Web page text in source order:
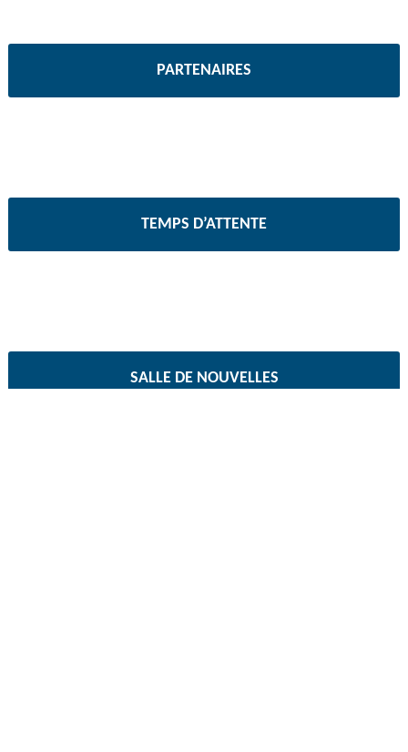
PARTENAIRES
TEMPS D’ATTENTE
SALLE DE NOUVELLES